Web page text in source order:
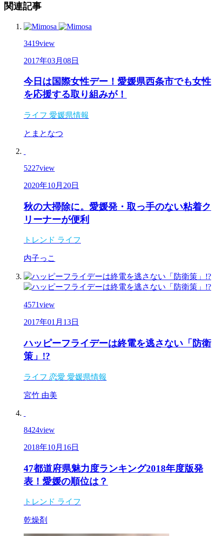
関連記事
3419view
2017年03月08日
今日は国際女性デー！愛媛県西条市でも女性
を応援する取り組みが！
ライフ 愛媛県情報
とまとなつ
5227view
2020年10月20日
秋の大掃除に。愛媛発・取っ手のない粘着ク
リーナーが便利
トレンド ライフ
内子っこ
4571view
2017年01月13日
ハッピーフライデーは終電を逃さない「防衛
策」!?
ライフ 恋愛 愛媛県情報
宮竹 由美
8424view
2018年10月16日
47都道府県魅力度ランキング2018年度版発
表！愛媛の順位は？
トレンド ライフ
乾燥剤